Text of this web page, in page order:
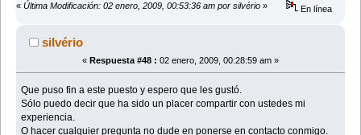
« Última Modificación: 02 enero, 2009, 00:53:36 am por silvério » En línea
silvério
« Respuesta #48 : 02 enero, 2009, 00:28:59 am »
Que puso fin a este puesto y espero que les gustó.
Sólo puedo decir que ha sido un placer compartir con ustedes mi
experiencia.
O hacer cualquier pregunta no dude en ponerse en contacto conmigo.